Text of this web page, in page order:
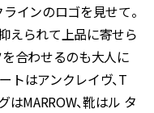
インのロゴを見せて。
えられて上品に寄せら
合わせるのも大人に
トはアンクレイヴ、T
はMARROW、靴はル タ